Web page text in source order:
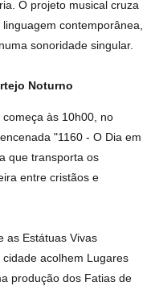
O projeto musical cruza
contemporânea,
sonoridade singular.
Noturno
às 10h00, no
"1160 - O Dia em
que transporta os
entre cristãos e
as Estátuas Vivas
acolhem Lugares
produção dos Fatias de